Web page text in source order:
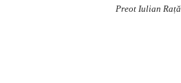
Preot Iulian Rață